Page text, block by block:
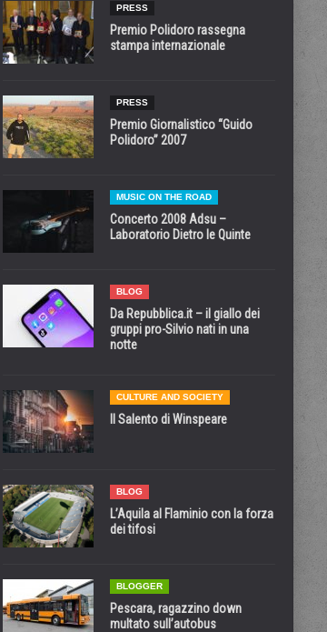
PRESS
Premio Polidoro rassegna
stampa internazionale
PRESS
Premio Giornalistico “Guido
Polidoro” 2007
MUSIC ON THE ROAD
Concerto 2008 Adsu –
Laboratorio Dietro le Quinte
BLOG
Da Repubblica.it – il giallo dei
gruppi pro-Silvio nati in una
notte
CULTURE AND SOCIETY
Il Salento di Winspeare
BLOG
L’Aquila al Flaminio con la forza
dei tifosi
BLOGGER
Pescara, ragazzino down
multato sull’autobus